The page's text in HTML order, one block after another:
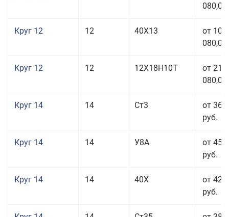
080,00
Круг 12 12 40Х13
от 103
080,00
Круг 12 12 12Х18Н10Т
от 212
080,00
Круг 14 14 Ст3
от 36
руб.
Круг 14 14 У8А
от 45
руб.
Круг 14 14 40Х
от 42
руб.